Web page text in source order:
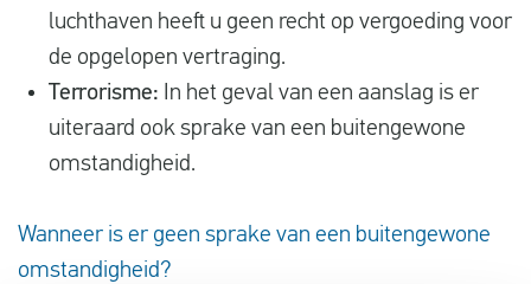
luchthaven heeft u geen recht op vergoeding voor
de opgelopen vertraging.
Terrorisme: In het geval van een aanslag is er
uiteraard ook sprake van een buitengewone
omstandigheid.
Wanneer is er geen sprake van een buitengewone
omstandigheid?